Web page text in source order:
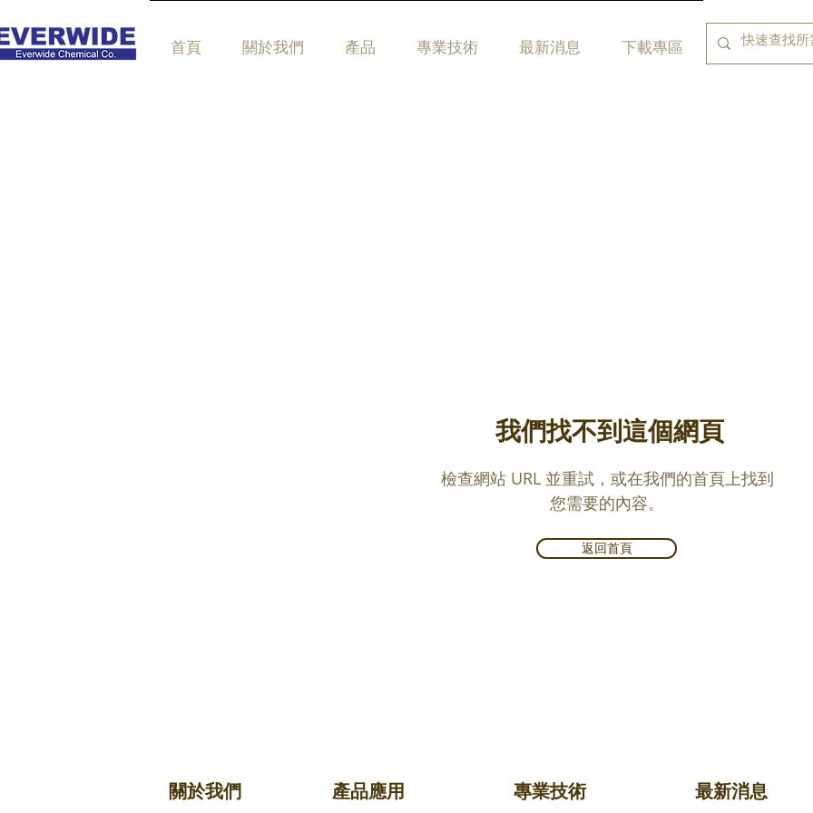
首頁 關於我們 產品 專業技術 最新消息 下載專區
我們找不到這個網頁
檢查網站 URL 並重試，或在我們的首頁上找到
您需要的內容。
返回首頁
關於我們 產品應用 專業技術 最新消息